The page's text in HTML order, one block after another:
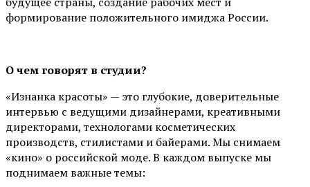
формирование положительного имиджа России.
О чем говорят в студии?
«Изнанка красоты» — это глубокие, доверительные
интервью с ведущими дизайнерами, креативными
директорами, технологами косметических
производств, стилистами и байерами. Мы снимаем
«кино» о российской моде. В каждом выпуске мы
поднимаем важные темы: